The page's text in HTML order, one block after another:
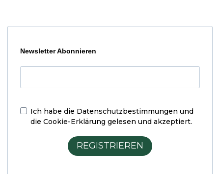
Newsletter Abonnieren
Ich habe die Datenschutzbestimmungen und
die Cookie-Erklärung gelesen und akzeptiert.
REGISTRIEREN